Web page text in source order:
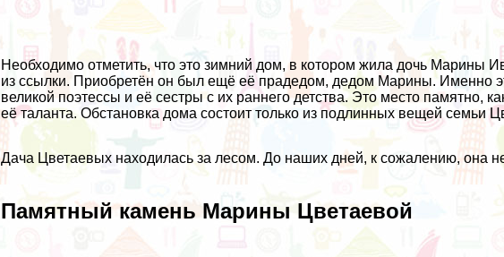
Необходимо отметить, что это зимний дом, в котором жила дочь
из ссылки. Приобретён он был ещё её прадедом, дедом Марины. Именно
великой поэтессы и её сестры с их раннего детства. Это место памятно,
её таланта. Обстановка дома состоит только из подлинных вещей семьи
Дача Цветаевых находилась за лесом. До наших дней, к сожалению, она
Памятный камень Марины Цветаевой